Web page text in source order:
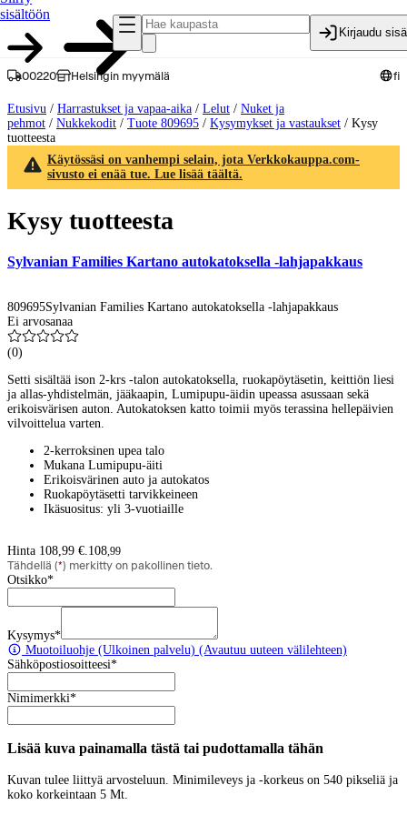
sisältöön
Kirjaudu
00220 Helsingin myymälä fi
Etusivu / Harrastukset ja vapaa-aika / Lelut / Nuket ja
pehmot / Nukkekodit / Tuote 809695 / Kysymykset ja vastaukset / Kysy
tuotteesta
Käytössäsi on vanhempi selain, jota Verkkokauppa.com-
sivusto ei enää tue. Lue lisää täältä.
Kysy tuotteesta
Sylvanian Families Kartano autokatoksella -lahjapakkaus
809695Sylvanian Families Kartano autokatoksella -lahjapakkaus
Ei arvosanaa
(0)
Setti sisältää ison 2-krs -talon autokatoksella, ruokapöytäsetin, keittiön liesi
ja allas-yhdistelmän, jääkaapin, Lumipupu-äidin upeassa asussaan sekä
erikoisvärisen auton. Autokatoksen katto toimii myös terassina hellepäivien
vilvoittelua varten.
2-kerroksinen upea talo
Mukana Lumipupu-äiti
Erikoisvärinen auto ja autokatos
Ruokapöytäsetti tarvikkeineen
Ikäsuositus: yli 3-vuotiaille
Hinta 108,99 €. 108,99
Tähdellä (*) merkitty on pakollinen tieto.
Otsikko*
Kysymys*
Muotoiluohje (Ulkoinen palvelu) (Avautuu uuteen välilehteen)
Sähköpostiosoitteesi*
Nimimerkki*
Lisää kuva painamalla tästä tai pudottamalla tähän
Kuvan tulee liittyä arvosteluun. Minimileveys ja -korkeus on 540 pikseliä ja
koko korkeintaan 5 Mt.